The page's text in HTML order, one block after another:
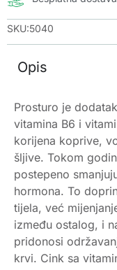
SKU:5040
Opis
Prosturo je
vitamina B6 i
korijena koprive,
šljive. Tokom
postepeno
hormona. To
tijela, već
između ostalog, i
pridonosi
krvi. Cink sa